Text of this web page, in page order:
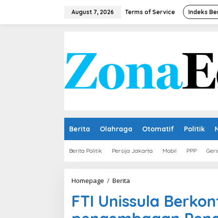
August 7, 2026 Terms of Service Indeks
Berita Olahraga Otomatif Politik
Berita Politik Persija Jakarta Mobil PPP
Homepage / Berita
Berkontribusi
dalam
pengembagan
FTI Unissula